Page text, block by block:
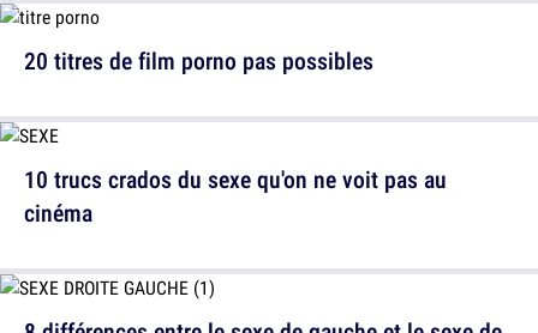
20 titres de film porno pas possibles
10 trucs crados du sexe qu'on ne voit pas au
cinéma